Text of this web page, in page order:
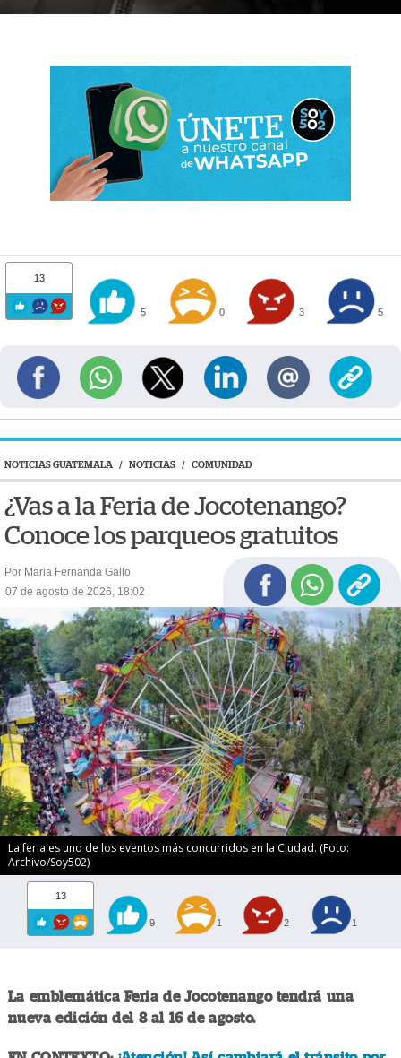
13
5 0 3 5
NOTICIAS GUATEMALA / NOTICIAS / COMUNIDAD
¿Vas a la Feria de Jocotenango?
Conoce los parqueos gratuitos
Por Maria Fernanda Gallo
07 de agosto de 2026, 18:02
La feria es uno de los eventos más concurridos en la Ciudad. (Foto:
Archivo/Soy502)
13
9 1 2 1
La emblemática Feria de Jocotenango tendrá una
nueva edición del 8 al 16 de agosto.